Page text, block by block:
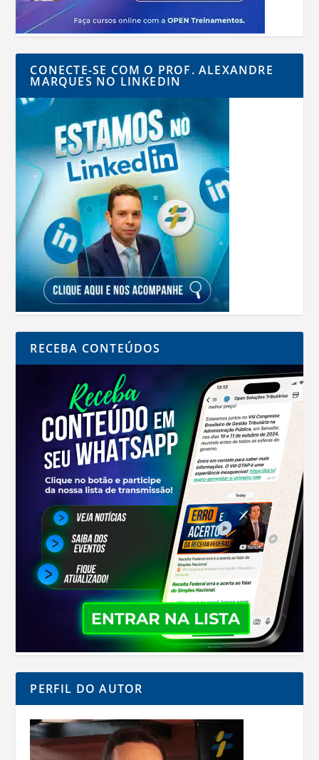
CONECTE-SE COM O PROF. ALEXANDRE
MARQUES NO LINKEDIN
RECEBA CONTEÚDOS
PERFIL DO AUTOR